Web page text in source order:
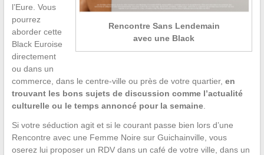
Rencontre Sans Lendemain
avec une Black
l’Eure. Vous
pourrez
aborder cette
Black Euroise
directement
ou dans un
commerce, dans le centre-ville ou près de votre quartier, en
trouvant les bons sujets de discussion comme l’actualité
culturelle ou le temps annoncé pour la semaine.
Si votre séduction agit et si le courant passe bien lors d’une
Rencontre avec une Femme Noire sur Guichainville, vous
oserez lui proposer un RDV dans un café de votre ville, dans un